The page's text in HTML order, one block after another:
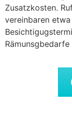
Zusatzkosten.
vereinbaren